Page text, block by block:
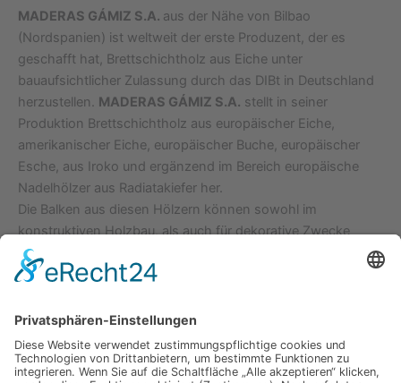
MADERAS GÁMIZ S.A. aus der Nähe von Bilbao
(Nordspanien) ist weltweit der erste Produzent, der es
geschafft hat, Brettschichtholz aus Eiche unter
bauaufsichtlicher Zulassung durch das DIBt in Deutschland
herzustellen. MADERAS GÁMIZ S.A. stellt in seiner
Produktion Brettschichtholz aus europäischer Eiche,
amerikanischer Eiche, europäischer Buche, europäischer
Esche, aus Iroko und ergänzend im Bereich europäische
Nadelhölzer aus Radiatakiefer her.
Die Balken aus diesen Hölzern können sowohl im
konstruktiven Holzbau, als auch für dekorative Zwecke
eingesetzt werden. Die optische Schönheit und der edle
Charakter ermöglicht die Verwendung des
sowohl im Bau- als auch im architektonischen Bereich.
Überall dort, wo nach hoher Qualität, Eleganz und
Wohlgefühl gefragt wird, finden die Balken vonMADERAS